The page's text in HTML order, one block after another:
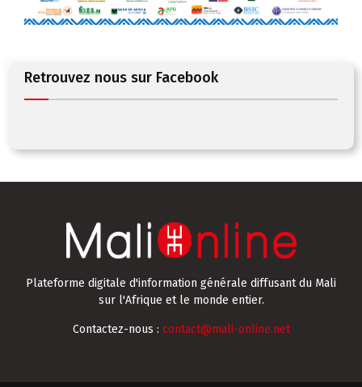
Retrouvez nous sur Facebook
Plateforme digitale d'information générale diffusant du Mali
sur l'Afrique et le monde entier.
Contactez-nous : contact@mali-online.net